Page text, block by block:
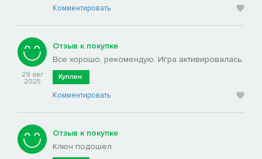
Комментировать
29 авг
2025
Отзыв к покупке
Все хорошо, рекомендую. Игра активировалась.
Куплен:
Комментировать
Отзыв к покупке
Ключ подошел